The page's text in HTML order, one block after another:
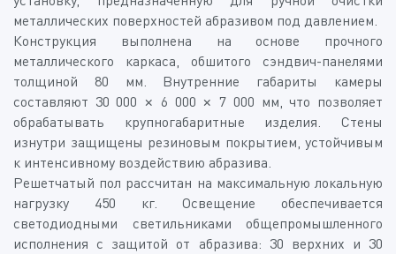
металлических поверхностей абразивом под давлением.
Конструкция выполнена на основе прочного
металлического каркаса, обшитого сэндвич-панелями
толщиной 80 мм. Внутренние габариты камеры
составляют 30 000 × 6 000 × 7 000 мм, что позволяет
обрабатывать крупногабаритные изделия. Стены
изнутри защищены резиновым покрытием, устойчивым
к интенсивному воздействию абразива.
Решетчатый пол рассчитан на максимальную локальную
нагрузку 450 кг. Освещение обеспечивается
светодиодными светильниками общепромышленного
исполнения с защитой от абразива: 30 верхних и 30